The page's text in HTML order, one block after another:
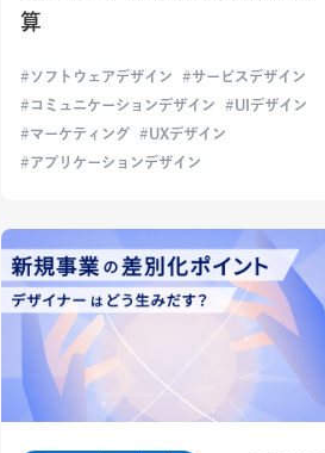
算
ソフトウェアデザイン
サービスデザイン
コミュニケーションデザイン
UIデザイン
マーケティング
UXデザイン
アプリケーションデザイン